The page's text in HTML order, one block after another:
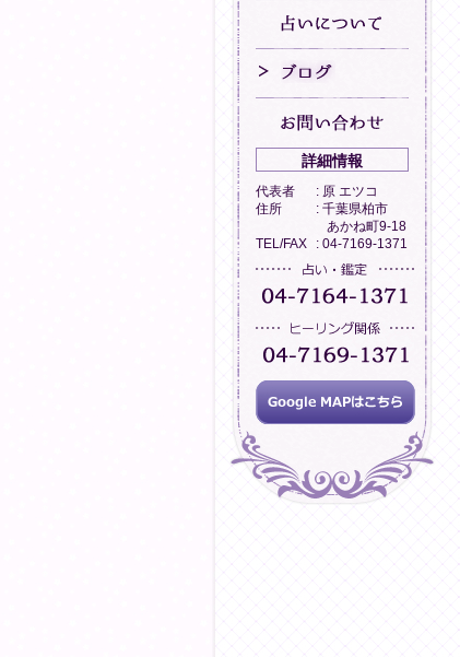
詳細情報
代表者
: 原 エツコ
住所
: 千葉県柏市
あかね町9-18
TEL/FAX
: 04-7169-1371